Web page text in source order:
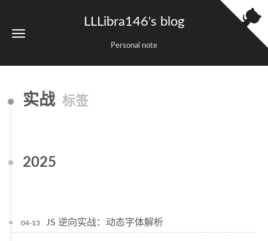
LLLibra146's blog
Personal note
实战 标签
2025
04-13 JS 逆向实战：动态字体解析